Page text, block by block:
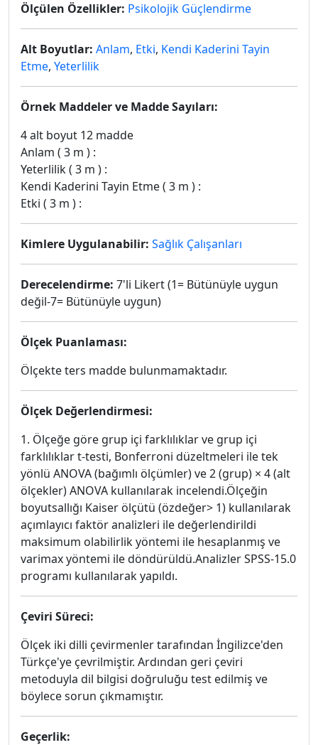
Ölçülen Özellikler: Psikolojik Güçlendirme
Alt Boyutlar: Anlam, Etki, Kendi Kaderini Tayin
Etme, Yeterlilik
Örnek Maddeler ve Madde Sayıları:
4 alt boyut 12 madde
Anlam ( 3 m ) :
Yeterlilik ( 3 m ) :
Kendi Kaderini Tayin Etme ( 3 m ) :
Etki ( 3 m ) :
Kimlere Uygulanabilir: Sağlık Çalışanları
Derecelendirme: 7'li Likert (1= Bütünüyle uygun
değil-7= Bütünüyle uygun)
Ölçek Puanlaması:
Ölçekte ters madde bulunmamaktadır.
Ölçek Değerlendirmesi:
1. Ölçeğe göre grup içi farklılıklar ve grup içi
farklılıklar t-testi, Bonferroni düzeltmeleri ile tek
yönlü ANOVA (bağımlı ölçümler) ve 2 (grup) × 4 (alt
ölçekler) ANOVA kullanılarak incelendi.Ölçeğin
boyutsallığı Kaiser ölçütü (özdeğer> 1) kullanılarak
açımlayıcı faktör analizleri ile değerlendirildi
maksimum olabilirlik yöntemi ile hesaplanmış ve
varimax yöntemi ile döndürüldü.Analizler SPSS-15.0
programı kullanılarak yapıldı.
Çeviri Süreci:
Ölçek iki dilli çevirmenler tarafından İngilizce'den
Türkçe'ye çevrilmiştir. Ardından geri çeviri
metoduyla dil bilgisi doğruluğu test edilmiş ve
böylece sorun çıkmamıştır.
Geçerlik: